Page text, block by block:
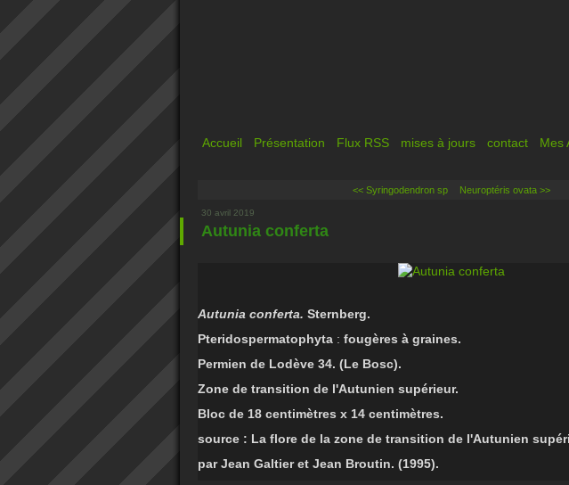
Accueil Présentation Flux RSS mises à jours contact Mes
<< Syringodendron sp Neuroptéris ovata >>
30 avril 2019
Autunia conferta
Autunia conferta. Sternberg.
Pteridospermatophyta : fougères à graines.
Permien de Lodève 34. (Le Bosc).
Zone de transition de l'Autunien supérieur.
Bloc de 18 centimètres x 14 centimètres.
source : La flore de la zone de transition de l'Autunien
par Jean Galtier et Jean Broutin. (1995).